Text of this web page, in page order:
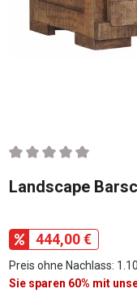
Durchschnittliche
Landscape
444,00 €
Preis ohne Nachlass:
Sie sparen 60% mit